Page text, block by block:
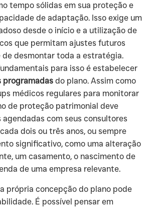
tempo sólidas em sua proteção e
de adaptação. Isso exige um
desde o início e a utilização de
que permitam ajustes futuros
de desmontar toda a estratégia.
para isso é estabelecer
programadas do plano. Assim como
médicos regulares para monitorar
de proteção patrimonial deve
agendadas com seus consultores
dois ou três anos, ou sempre
significativo, como uma alteração
um casamento, o nascimento de
de uma empresa relevante.
própria concepção do plano pode
É possível pensar em